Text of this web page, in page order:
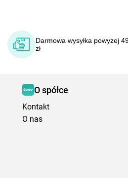
Darmowa wysyłka powyżej
zł
O spółce
Kontakt
O nas